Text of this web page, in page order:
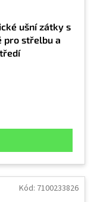
ušní zátky s
pro střelbu a
Kód: 7100233826